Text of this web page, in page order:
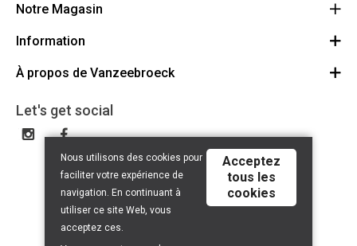
Notre Magasin
Vanzeebroeck Motors
1600 Sint-Pieters-Leeuw
023316022
Information
Annulation Commande
Conditions générales
Privacy policy
À propos de Vanzeebroeck
Cheque Cadeau
Échange et Retours
Let's get social
Nous utilisons des cookies pour
faciliter votre expérience de
navigation. En continuant à
utiliser ce site Web, vous
acceptez ces.
Acceptez
tous les
cookies